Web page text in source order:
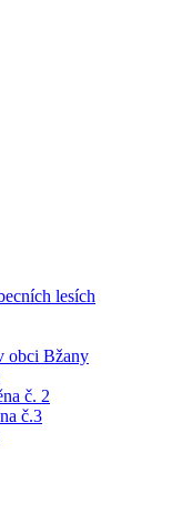
lesích
obci Bžany
č. 2
č.3